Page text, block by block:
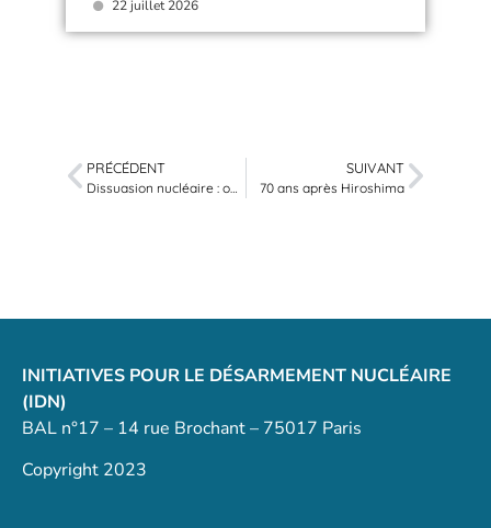
22 juillet 2026
PRÉCÉDENT SUIVANT
70 ans après Hiroshima
INITIATIVES POUR LE DÉSARMEMENT NUCLÉAIRE
(IDN)
BAL n°17 – 14 rue Brochant – 75017 Paris
Copyright 2023